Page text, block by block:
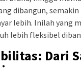
dibangun,
lebih. Inilah yang
lebih fleksibel
Dari